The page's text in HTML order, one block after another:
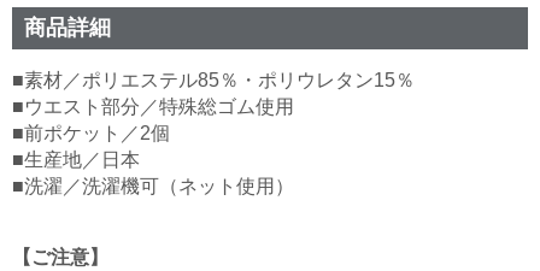
商品詳細
■素材／ポリエステル85％・ポリウレタン15％
■ウエスト部分／特殊総ゴム使用
■前ポケット／2個
■生産地／日本
■洗濯／洗濯機可（ネット使用）
【ご注意】